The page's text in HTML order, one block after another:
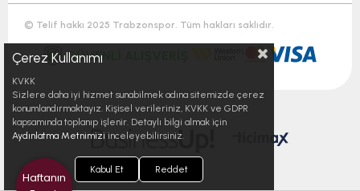
© Telif hakkı 2025 Trabzonspor. Tüm hakları saklıdır.
Çerez Kullanımı
KVKK
Sizlere daha iyi hizmet sunabilmek adına sitemizde çerez
konumlandırmaktayız. Kişisel verileriniz, KVKK ve GDPR
kapsamında toplanıp işlenir. Detaylı bilgi almak için
Aydınlatma Metnimizi inceleyebilirsiniz.
Kabul Et Reddet
Haftanın